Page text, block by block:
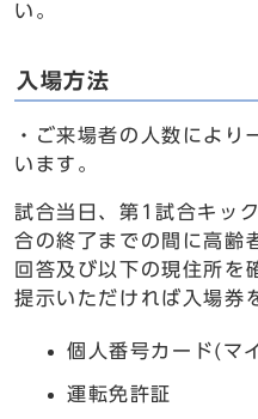
い。
入場方法
・ご来場者の人数により
います。
試合当日、第1試合キッ
合の終了までの間に高齢
回答及び以下の現住所を
提示いただければ入場券
個人番号カード(マ
運転免許証